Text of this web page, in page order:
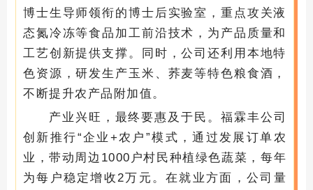
博士生导师领衔的博士后实验室，重点攻关液
态氮冷冻等食品加工前沿技术，为产品质量和
工艺创新提供支撑。同时，公司还利用本地特
色资源，研发生产玉米、荞麦等特色粮食酒，
不断提升农产品附加值。
产业兴旺，最终要惠及于民。福霖丰公司
创新推行“企业+农户”模式，通过发展订单农
业，带动周边1000户村民种植绿色蔬菜，每年
为每户稳定增收2万元。在就业方面，公司量